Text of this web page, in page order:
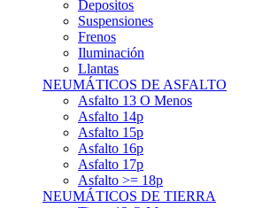
Frenos
Iluminación
Llantas
NEUMÁTICOS DE ASFALTO
Asfalto 13 O Menos
Asfalto 14p
Asfalto 15p
Asfalto 16p
Asfalto 17p
Asfalto >= 18p
NEUMÁTICOS DE TIERRA
Tierra 13 O Menos